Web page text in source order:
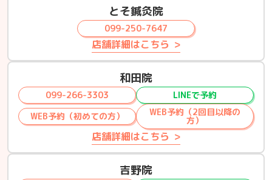
とそ鍼灸院
099-250-7647
店舗詳細はこちら
和田院
099-266-3303
LINEで予約
WEB予約（初めての方）
WEB予約（2回目以降の
方）
店舗詳細はこちら
吉野院